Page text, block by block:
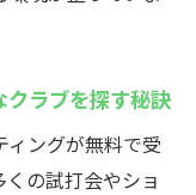
クラブを探す秘訣
ィングが無料で受
の試打会やショ